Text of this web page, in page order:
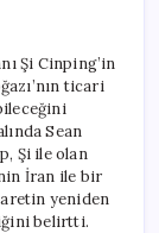
ve
Hürmüz
Boğazı
için
Destek
Teklifini
Duyurdu
için
Şi Cinping’in
ticari
Sean
Şi ile olan
İran ile bir
yeniden
belirtti.